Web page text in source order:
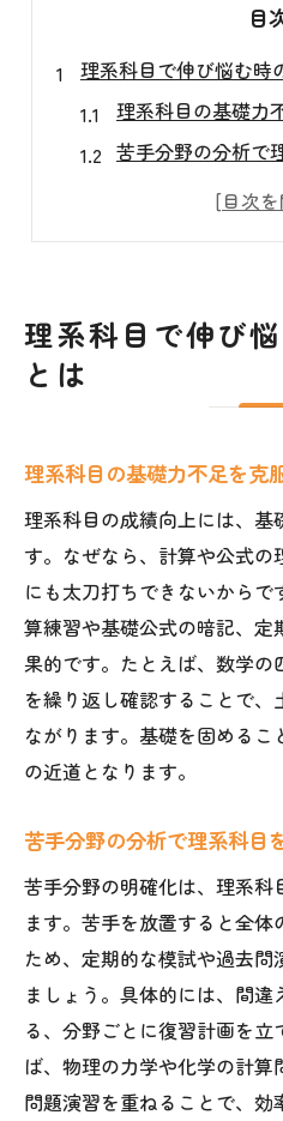
目
理系科目で伸び悩む時
理系科目の基礎力
苦手分野の分析で
理系科目の応用力
効率良く理系科目を学
個別授業で理系科
塾の自習室を理系
理系科目の質問対
塾の教材で理系科
塾選びで理系科目の成
理系科目指導力が
理系科目特化型
実績重視で理系科
理系科目カリキュ
理系科目の成績改
難関大学合格へ理系科
理系科目の過去問
難関大学合格に必
理系科目の応用問
理系科目の添削指
理系科目で伸び
とは
理系科目の基礎力不足を克
理系科目の成績向上には、
す。なぜなら、計算や公式
にも太刀打ちできないから
算練習や基礎公式の暗記、
果的です。たとえば、数学
を繰り返し確認することで
ながります。基礎を固める
の近道となります。
苦手分野の分析で理系科目
苦手分野の明確化は、理系科
ます。苦手を放置すると全
ため、定期的な模試や過去
ましょう。具体的には、間
る、分野ごとに復習計画を
ば、物理の力学や化学の計
問題演習を重ねることで、効